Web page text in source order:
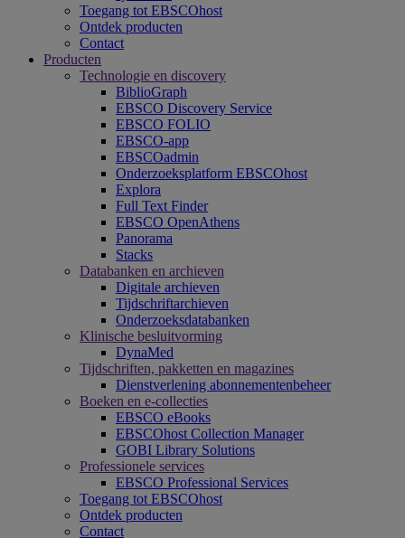
Toegang tot EBSCOhost
Ontdek producten
Contact
Producten
Technologie en discovery
BiblioGraph
EBSCO Discovery Service
EBSCO FOLIO
EBSCO-app
EBSCOadmin
Onderzoeksplatform EBSCOhost
Explora
Full Text Finder
EBSCO OpenAthens
Panorama
Stacks
Databanken en archieven
Digitale archieven
Tijdschriftarchieven
Onderzoeksdatabanken
Klinische besluitvorming
DynaMed
Tijdschriften, pakketten en magazines
Dienstverlening abonnementenbeheer
Boeken en e-collecties
EBSCO eBooks
EBSCOhost Collection Manager
GOBI Library Solutions
Professionele services
EBSCO Professional Services
Toegang tot EBSCOhost
Ontdek producten
Contact